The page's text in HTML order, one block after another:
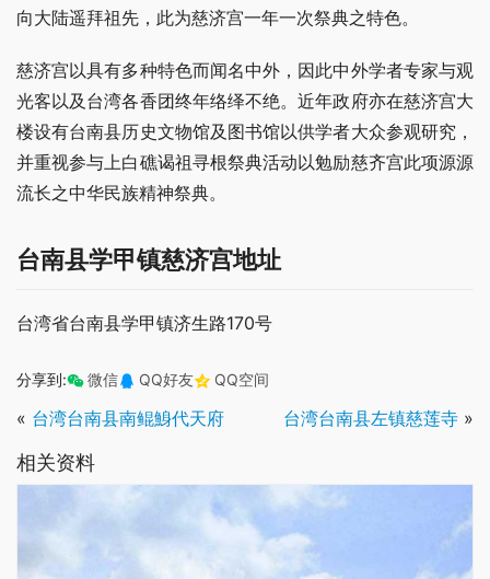
向大陆遥拜祖先，此为慈济宫一年一次祭典之特色。
慈济宫以具有多种特色而闻名中外，因此中外学者专家与观
光客以及台湾各香团终年络绎不绝。近年政府亦在慈济宫大
楼设有台南县历史文物馆及图书馆以供学者大众参观研究，
并重视参与上白礁谒祖寻根祭典活动以勉励慈齐宫此项源源
流长之中华民族精神祭典。
台南县学甲镇慈济宫地址
台湾省台南县学甲镇济生路170号
分享到: 微信 QQ好友 QQ空间
« 台湾台南县南鲲鯓代天府 台湾台南县左镇慈莲寺 »
相关资料